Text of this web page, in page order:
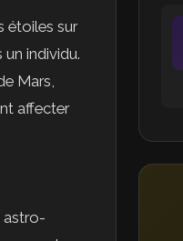
étoiles sur
individu.
Mars,
affecter
astro-